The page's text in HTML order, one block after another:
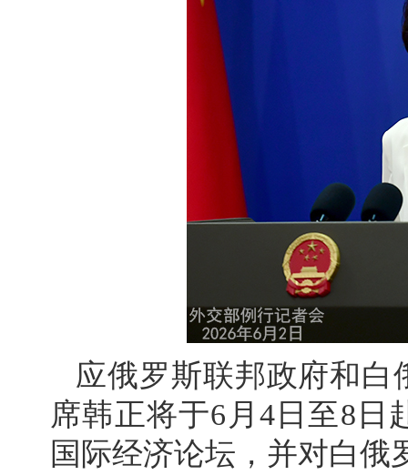
应俄罗斯联邦政府和
席韩正将于6月4日至8日
国际经济论坛，并对白俄